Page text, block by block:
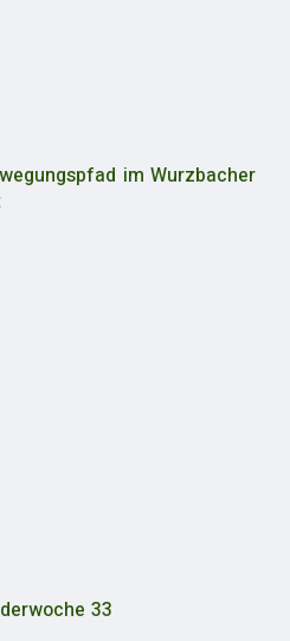
im Wurzbacher
33